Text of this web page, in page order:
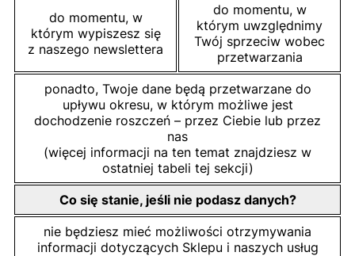
do momentu, w
którym wypiszesz się
z naszego newslettera
do momentu, w
którym uwzględnimy
Twój sprzeciw wobec
przetwarzania
ponadto, Twoje dane będą przetwarzane do
upływu okresu, w którym możliwe jest
dochodzenie roszczeń – przez Ciebie lub przez
nas
(więcej informacji na ten temat znajdziesz w
ostatniej tabeli tej sekcji)
Co się stanie, jeśli nie podasz danych?
nie będziesz mieć możliwości otrzymywania
informacji dotyczących Sklepu i naszych usług